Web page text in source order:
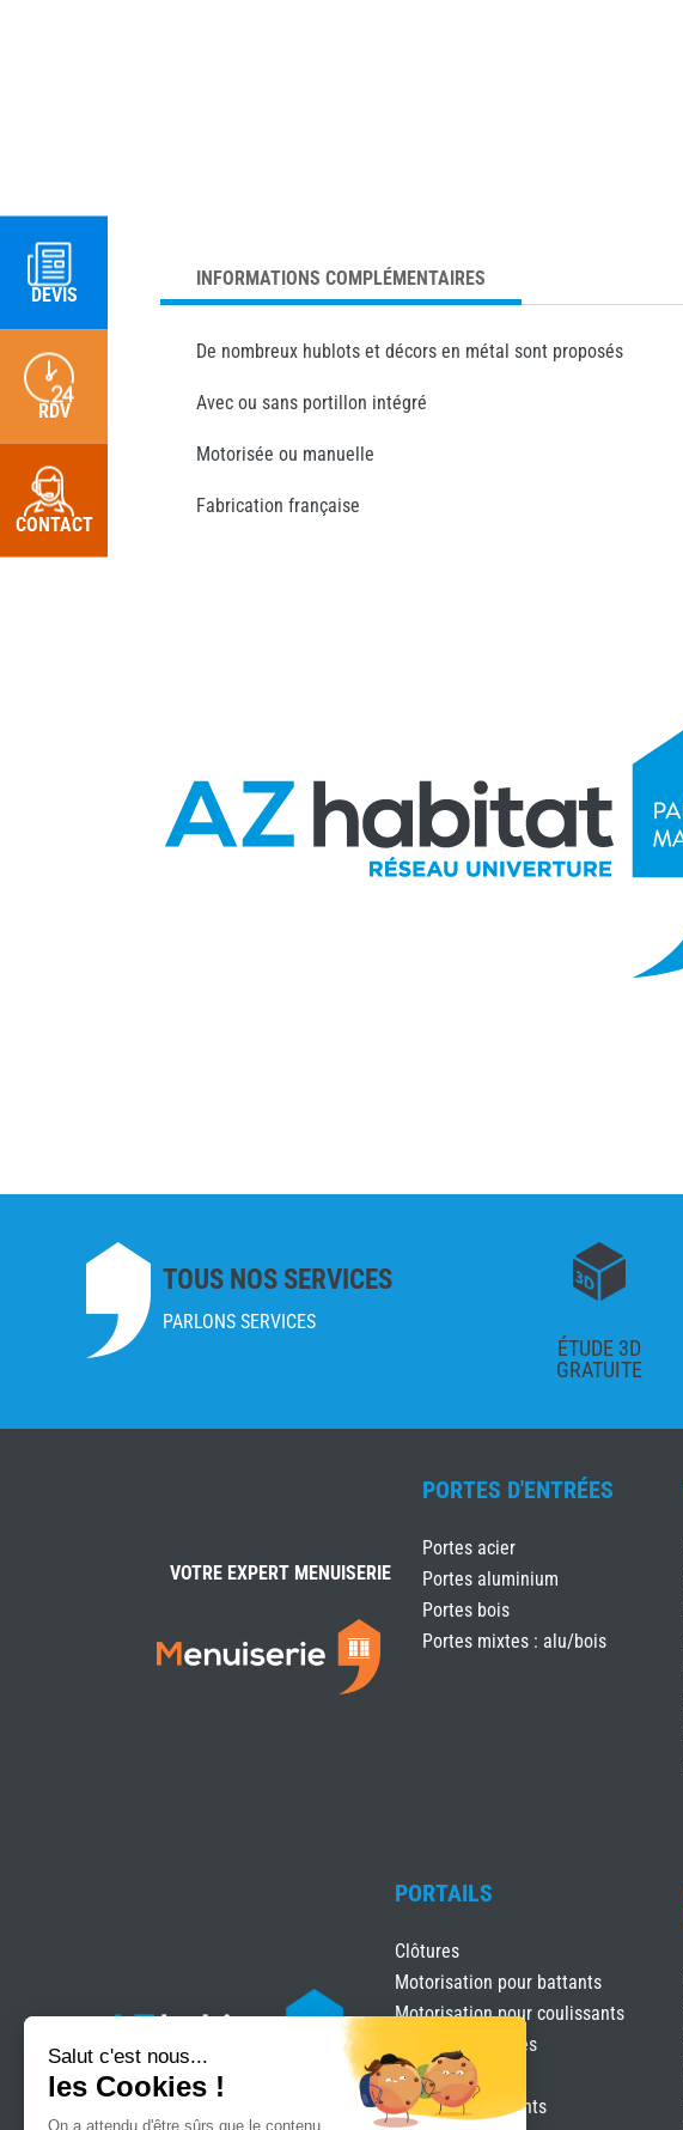
INFORMATIONS COMPLÉMENTAIRES
De nombreux hublots et décors en métal sont proposés
Avec ou sans portillon intégré
Motorisée ou manuelle
Fabrication française
TOUS NOS SERVICES
PARLONS SERVICES
ÉTUDE 3D
GRATUITE
VOTRE EXPERT MENUISERIE
PORTES D'ENTRÉES
Portes acier
Portes aluminium
Portes bois
Portes mixtes : alu/bois
PORTAILS
Clôtures
Motorisation pour battants
Motorisation pour coulissants
Portails & clôtures
Portails Battants
Portails coulissants
DEVIS
RDV
CONTACT